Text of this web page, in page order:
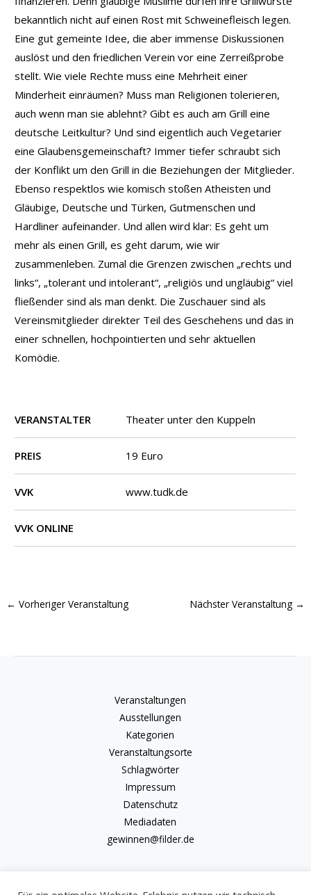
bekanntlich nicht auf einen Rost mit Schweinefleisch legen.
Eine gut gemeinte Idee, die aber immense Diskussionen
auslöst und den friedlichen Verein vor eine Zerreißprobe
stellt. Wie viele Rechte muss eine Mehrheit einer
Minderheit einräumen? Muss man Religionen tolerieren,
auch wenn man sie ablehnt? Gibt es auch am Grill eine
deutsche Leitkultur? Und sind eigentlich auch Vegetarier
eine Glaubensgemeinschaft? Immer tiefer schraubt sich
der Konflikt um den Grill in die Beziehungen der Mitglieder.
Ebenso respektlos wie komisch stoßen Atheisten und
Gläubige, Deutsche und Türken, Gutmenschen und
Hardliner aufeinander. Und allen wird klar: Es geht um
mehr als einen Grill, es geht darum, wie wir
zusammenleben. Zumal die Grenzen zwischen „rechts und
links“, „tolerant und intolerant“, „religiös und ungläubig“ viel
fließender sind als man denkt. Die Zuschauer sind als
Vereinsmitglieder direkter Teil des Geschehens und das in
einer schnellen, hochpointierten und sehr aktuellen
Komödie.
VERANSTALTER Theater unter den Kuppeln
PREIS 19 Euro
VVK www.tudk.de
VVK ONLINE
← Vorheriger Veranstaltung Nächster Veranstaltung →
Veranstaltungen
Ausstellungen
Kategorien
Veranstaltungsorte
Schlagwörter
Impressum
Datenschutz
Mediadaten
gewinnen@filder.de